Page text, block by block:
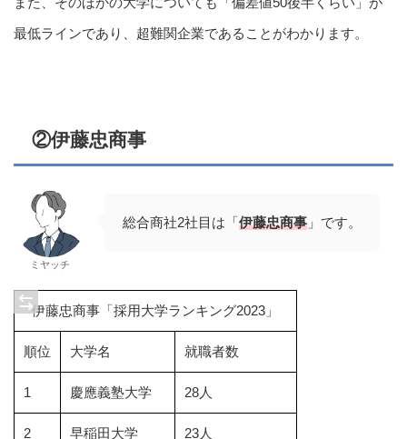
最低ラインであり、超難関企業であることがわかります。
②伊藤忠商事
ミヤッチ
総合商社2社目は「伊藤忠商事 」です。
伊藤忠商事「採用大学ランキング2023」
順位 大学名 就職者数
1 慶應義塾大学 28人
2 早稲田大学 23人